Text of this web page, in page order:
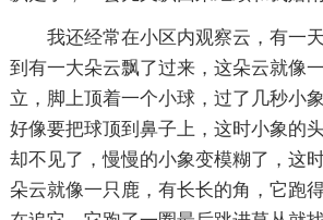
我还经常在小区内观察云，有一
到有一大朵云飘了过来，这朵云就像
立，脚上顶着一个小球，过了几秒小
好像要把球顶到鼻子上，这时小象的
却不见了，慢慢的小象变模糊了，这
朵云就像一只鹿，有长长的角，它跑